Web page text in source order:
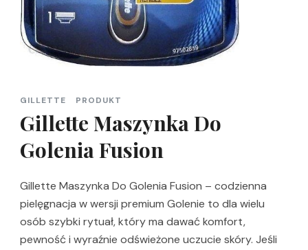
GILLETTE PRODUKT
Gillette Maszynka Do
Golenia Fusion
Gillette Maszynka Do Golenia Fusion – codzienna
pielęgnacja w wersji premium Golenie to dla wielu
osób szybki rytuał, który ma dawać komfort,
pewność i wyraźnie odświeżone uczucie skóry. Jeśli